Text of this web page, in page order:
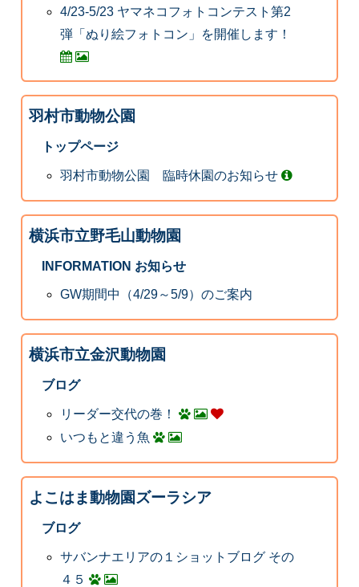
4/23-5/23 ヤマネコフォトコンテスト第2
弾「ぬり絵フォトコン」を開催します！
羽村市動物公園
トップページ
羽村市動物公園 臨時休園のお知らせ
横浜市立野毛山動物園
INFORMATION お知らせ
GW期間中（4/29～5/9）のご案内
横浜市立金沢動物園
ブログ
リーダー交代の巻！
いつもと違う魚
よこはま動物園ズーラシア
ブログ
サバンナエリアの１ショットブログ その
４５